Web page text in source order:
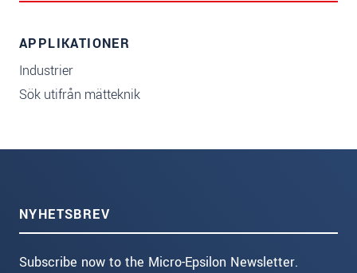
APPLIKATIONER
Industrier
Sök utifrån mätteknik
NYHETSBREV
Subscribe now to the Micro-Epsilon Newsletter.